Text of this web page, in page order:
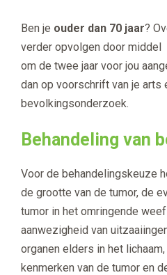
Ben je ouder dan 70 jaar?
verder opvolgen door middel
om de twee jaar voor jou
dan op voorschrift van je arts
bevolkingsonderzoek.
Behandeling van
Voor de behandelingskeuze
de grootte van de tumor, de
tumor in het omringende
aanwezigheid van
organen elders in het
kenmerken van de tumor en